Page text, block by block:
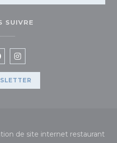
SUIVRE
((ouvre une
Instagram ((ouvre une
de site internet restaurant